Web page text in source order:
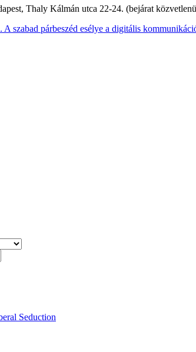
Thaly Kálmán utca 22-24. (bejárat
szabad párbeszéd esélye a digitális
Seduction